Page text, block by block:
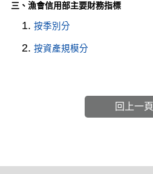
三、漁會信用部主要財務指標
1. 按季別分
2. 按資產規模分
回上一頁